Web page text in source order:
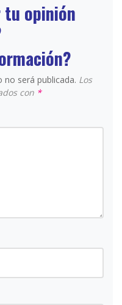
tu opinión
será publicada. Los
con *